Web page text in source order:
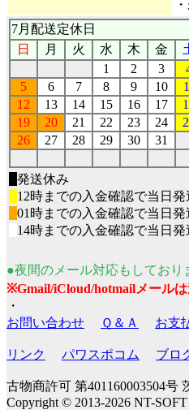
7月配送定休日
日
月 火 水 木 金
1
2 3
5
6 7 8 9 10
12
13 14 15 16 17
19
20 21 22 23 24
26
27 28 29 30 31
発送休み
12時までの入金確認で当日発
01時までの入金確認で当日発
14時までの入金確認で当日発
●夜間のメール対応もしており
※Gmail/iCloud/hotmailメール
・
お問い合わせ
Ｑ＆Ａ お支
リンク パワスポコム ブロ
古物商許可 第401160003504号
Copyright © 2013-2026 NT-